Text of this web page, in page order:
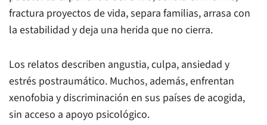
fractura proyectos de vida, separa familias, arrasa con
la estabilidad y deja una herida que no cierra.
Los relatos describen angustia, culpa, ansiedad y
estrés postraumático. Muchos, además, enfrentan
xenofobia y discriminación en sus países de acogida,
sin acceso a apoyo psicológico.